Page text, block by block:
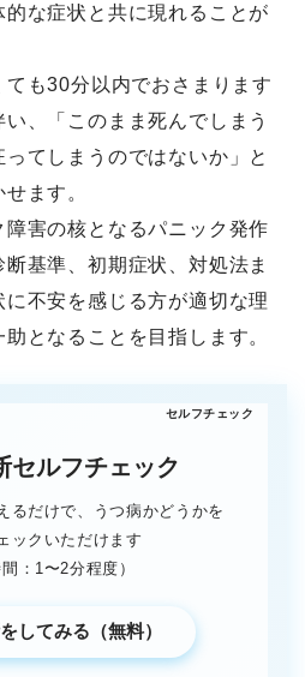
な症状と共に現れることが
も30分以内でおさまります
、「このまま死んでしまう
てしまうのではないか」と
ます。
害の核となるパニック発作
基準、初期症状、対処法ま
不安を感じる方が適切な理
となることを目指します。
セルフチェック
るだけで、うつ病かどうかを
ックいただけます
間：1〜2分程度）
してみる（無料）